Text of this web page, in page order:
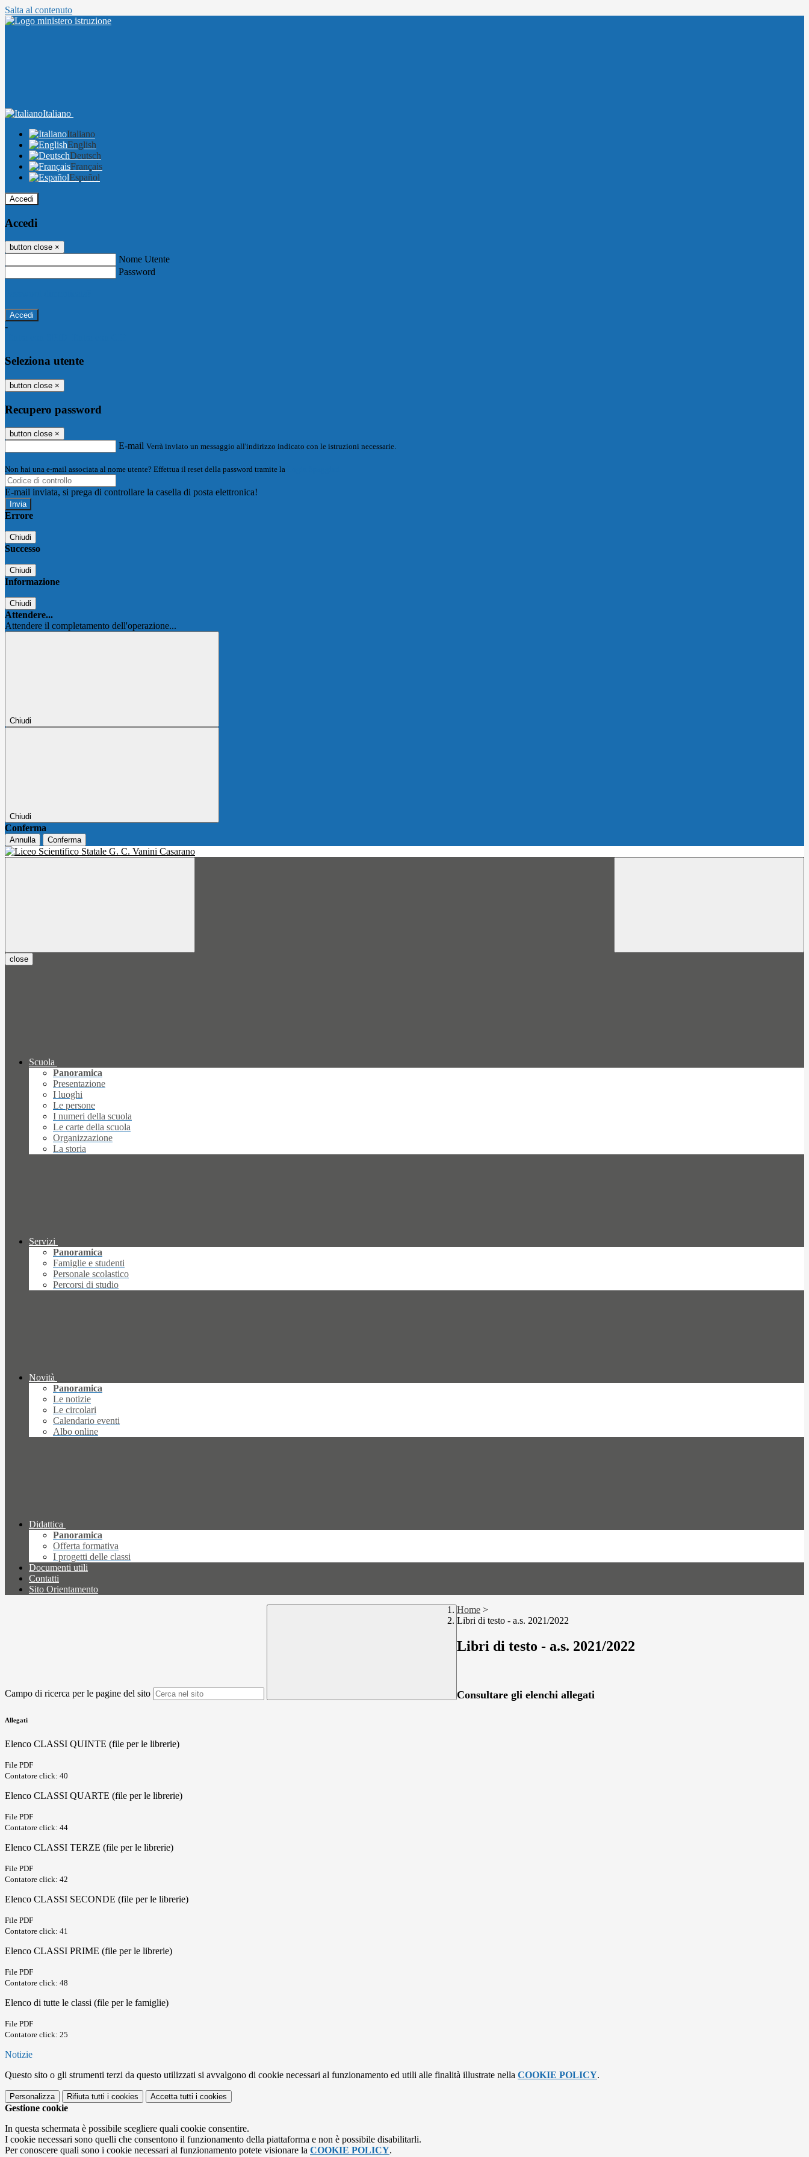
Salta al contenuto
Italiano
Italiano
English
Deutsch
Français
Español
Accedi
Accedi
button close ×
Nome Utente
Password
-
Seleziona utente
button close ×
Recupero password
button close ×
E-mail Verrà inviato un messaggio all'indirizzo indicato con le istruzioni necessarie.
Non hai una e-mail associata al nome utente? Effettua il reset della password tramite la
E-mail inviata, si prega di controllare la casella di posta elettronica!
Errore
Chiudi
Successo
Chiudi
Informazione
Chiudi
Attendere...
Attendere il completamento dell'operazione...
Chiudi
Chiudi
Conferma
Annulla Conferma
close
Scuola
Panoramica
Presentazione
I luoghi
Le persone
I numeri della scuola
Le carte della scuola
Organizzazione
La storia
Servizi
Panoramica
Famiglie e studenti
Personale scolastico
Percorsi di studio
Novità
Panoramica
Le notizie
Le circolari
Calendario eventi
Albo online
Didattica
Panoramica
Offerta formativa
I progetti delle classi
Documenti utili
Contatti
Sito Orientamento
Campo di ricerca per le pagine del sito
Home >
Libri di testo - a.s. 2021/2022
Libri di testo - a.s. 2021/2022
Consultare gli elenchi allegati
Allegati
Elenco CLASSI QUINTE (file per le librerie)
File PDF
Contatore click: 40
Elenco CLASSI QUARTE (file per le librerie)
File PDF
Contatore click: 44
Elenco CLASSI TERZE (file per le librerie)
File PDF
Contatore click: 42
Elenco CLASSI SECONDE (file per le librerie)
File PDF
Contatore click: 41
Elenco CLASSI PRIME (file per le librerie)
File PDF
Contatore click: 48
Elenco di tutte le classi (file per le famiglie)
File PDF
Contatore click: 25
Notizie
Questo sito o gli strumenti terzi da questo utilizzati si avvalgono di cookie necessari al funzionamento ed utili alle finalità illustrate nella COOKIE POLICY.
Personalizza Rifiuta tutti i cookies Accetta tutti i cookies
Gestione cookie
In questa schermata è possibile scegliere quali cookie consentire.
I cookie necessari sono quelli che consentono il funzionamento della piattaforma e non è possibile disabilitarli.
Per conoscere quali sono i cookie necessari al funzionamento potete visionare la COOKIE POLICY.